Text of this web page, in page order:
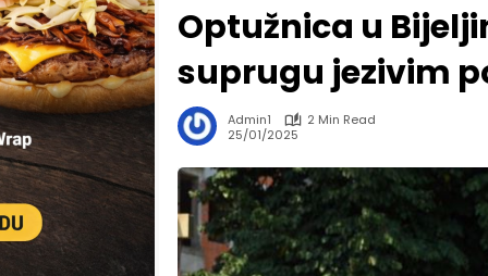
Optužnica u
suprugu jezivim
Admin1
2 Min Read
25/01/2025